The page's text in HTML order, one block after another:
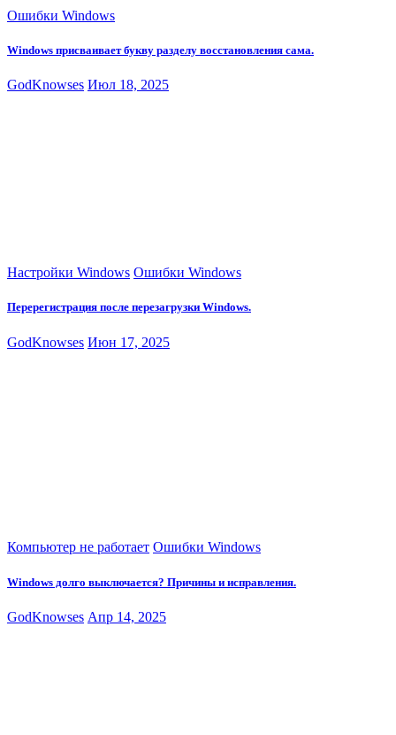
Ошибки Windows
Windows присваивает букву разделу восстановления сама.
GodKnowses Июл 18, 2025
Настройки Windows Ошибки Windows
Перерегистрация после перезагрузки Windows.
GodKnowses Июн 17, 2025
Компьютер не работает Ошибки Windows
Windows долго выключается? Причины и исправления.
GodKnowses Апр 14, 2025